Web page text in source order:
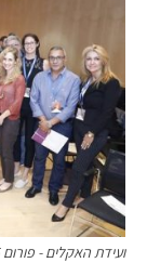
ועידת האקלים - פורום 15 הערים הגדולות. נציגות עיריית נתניה